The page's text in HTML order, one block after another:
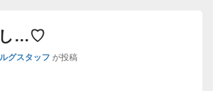
し…♡
グスタッフ が投稿